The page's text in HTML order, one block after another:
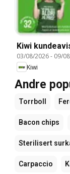
Kiwi
03/08/2026- 09/
Kiwi
Andre
Torrboll
Bacon chips
Sterilisert
Carpaccio